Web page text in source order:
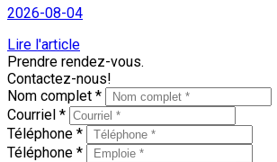
2026-08-04
Lire l'article
Prendre rendez-vous.
Contactez-nous!
Nom complet *
Courriel *
Téléphone *
Téléphone *